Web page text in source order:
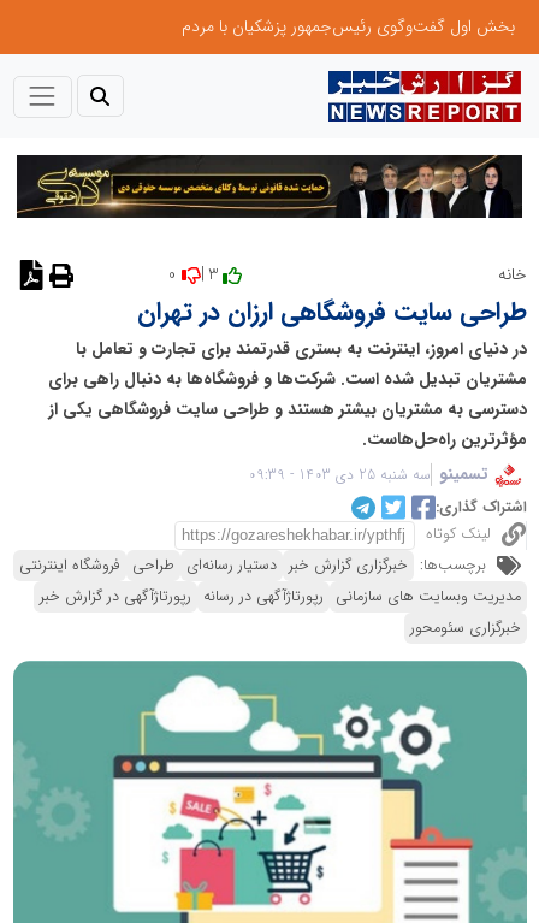
بخش اول گفت‌وگوی رئیس‌جمهور پزشکیان با مردم
خانه 3 |
طراحی سایت فروشگاهی ارزان در تهران
در دنیای امروز، اینترنت به بستری قدرتمند برای تجارت و تعامل با
مشتریان تبدیل شده است. شرکت‌ها و فروشگاه‌ها به دنبال راهی برای
دسترسی به مشتریان بیشتر هستند و طراحی سایت فروشگاهی یکی از
مؤثرترین راه‌حل‌هاست.
تسمینو سه شنبه 25 دی 1403 - 09:39
اشتراک گذاری:
لینک کوتاه
برچسب‌ها: خبرگزاری گزارش خبر دستیار رسانه‌ای طراحی فروشگاه اینترنتی
مدیریت وبسایت های سازمانی رپورتاژآگهی در رسانه رپورتاژآگهی در گزارش خبر
خبرگزاری سئومحور